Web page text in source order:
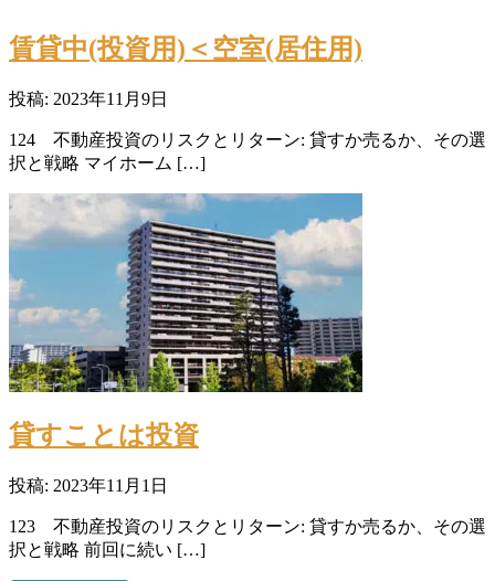
賃貸中(投資用)＜空室(居住用)
投稿: 2023年11月9日
124 不動産投資のリスクとリターン: 貸すか売るか、その選
択と戦略 マイホーム […]
貸すことは投資
投稿: 2023年11月1日
123 不動産投資のリスクとリターン: 貸すか売るか、その選
択と戦略 前回に続い […]